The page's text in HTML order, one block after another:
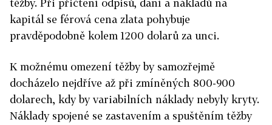
těžby. Při přičtení odpisů, daní a nákladů na
kapitál se férová cena zlata pohybuje
pravděpodobně kolem 1200 dolarů za unci.
K možnému omezení těžby by samozřejmě
docházelo nejdříve až při zmíněných 800-900
dolarech, kdy by variabilních náklady nebyly kryty.
Náklady spojené se zastavením a spuštěním těžby